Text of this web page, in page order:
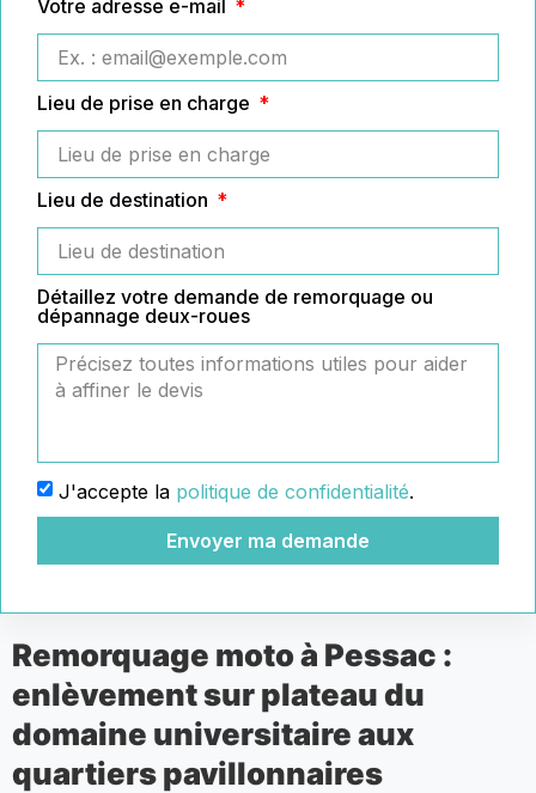
Votre adresse e-mail
Lieu de prise en charge
Lieu de destination
Détaillez votre demande de remorquage ou
dépannage deux-roues
J'accepte la politique de confidentialité.
Envoyer ma demande
Remorquage moto à Pessac :
enlèvement sur plateau du
domaine universitaire aux
quartiers pavillonnaires